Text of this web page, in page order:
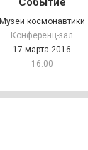
Музей космонавтики
Конференц-зал
17 марта 2016
16:00